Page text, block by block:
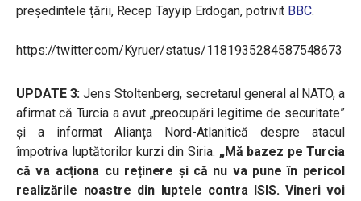
președintele țării, Recep Tayyip Erdogan, potrivit BBC.
https://twitter.com/Kyruer/status/1181935284587548673
UPDATE 3: Jens Stoltenberg, secretarul general al NATO, a
afirmat că Turcia a avut „preocupări legitime de securitate”
și a informat Alianța Nord-Atlanitică despre atacul
împotriva luptătorilor kurzi din Siria. „Mă bazez pe Turcia
că va acționa cu reținere și că nu va pune în pericol
realizările noastre din luptele contra ISIS. Vineri voi